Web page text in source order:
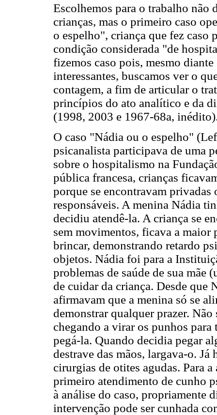
Escolhemos para o trabalho não
crianças, mas o primeiro caso
o espelho", criança que fez caso
condição considerada "de
fizemos caso pois, mesmo
interessantes, buscamos ver o
contagem, a fim de articular o
princípios do ato analítico e da
(1998, 2003 e 1967-68a,
O caso "Nádia ou o espelho"
psicanalista participava de uma
sobre o hospitalismo na
pública francesa, crianças
porque se encontravam
responsáveis. A menina Nádia
decidiu atendê-la. A criança se
sem movimentos, ficava a maior
brincar, demonstrando retardo
objetos. Nádia foi para a
problemas de saúde de sua mãe
de cuidar da criança. Desde que
afirmavam que a menina só se
demonstrar qualquer prazer.
chegando a virar os punhos
pegá-la. Quando decidia pegar
destrave das mãos, largava-o.
cirurgias de otites agudas. Para
primeiro atendimento de cunho
à análise do caso, propriamente
intervenção pode ser cunhada